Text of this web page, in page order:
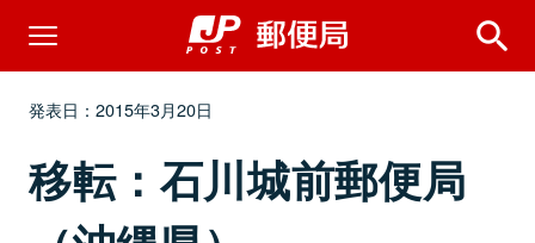
発表日：2015年3月20日
移転：石川城前郵便局